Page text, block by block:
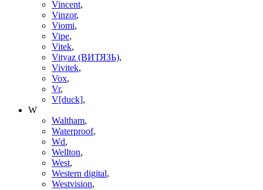
Vincent,
Vinzor,
Viomi,
Vipe,
Vitek,
Vityaz (ВИТЯЗЬ),
Vivitek,
Vox,
Vr,
V[duck],
W
Waltham,
Waterproof,
Wd,
Wellton,
West,
Western digital,
Westvision,